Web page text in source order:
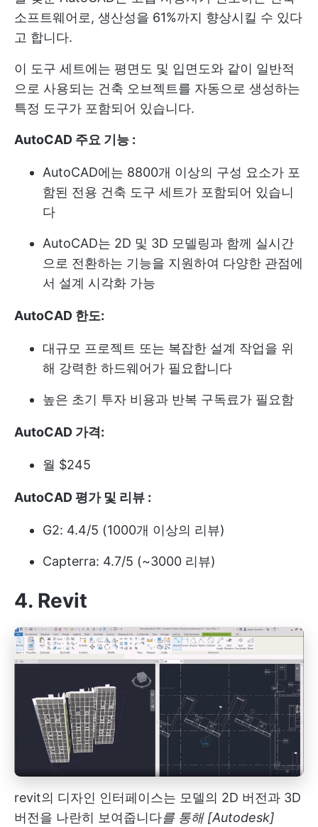
소프트웨어로, 생산성을 61%까지 향상시킬 수 있다
고 합니다.
이 도구 세트에는 평면도 및 입면도와 같이 일반적
으로 사용되는 건축 오브젝트를 자동으로 생성하는
특정 도구가 포함되어 있습니다.
AutoCAD 주요 기능 :
AutoCAD에는 8800개 이상의 구성 요소가 포
함된 전용 건축 도구 세트가 포함되어 있습니
다
AutoCAD는 2D 및 3D 모델링과 함께 실시간
으로 전환하는 기능을 지원하여 다양한 관점에
서 설계 시각화 가능
AutoCAD 한도:
대규모 프로젝트 또는 복잡한 설계 작업을 위
해 강력한 하드웨어가 필요합니다
높은 초기 투자 비용과 반복 구독료가 필요함
AutoCAD 가격:
월 $245
AutoCAD 평가 및 리뷰 :
G2: 4.4/5 (1000개 이상의 리뷰)
Capterra: 4.7/5 (~3000 리뷰)
4. Revit
revit의 디자인 인터페이스는 모델의 2D 버전과 3D
버전을 나란히 보여줍니다를 통해 [Autodesk]